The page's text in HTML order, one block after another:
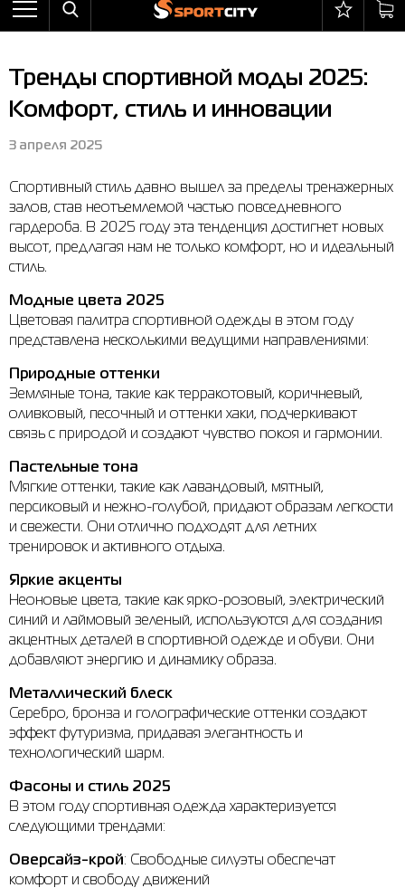
Назад
Брюки
Ветровки
Жилеты
Комбинезоны
Костюмы
Куртки
Майки
Рубашки
Термобелье
Толстовки
Футболки
Шорты
Юбки
Назад
Кроссовки
Пляжная обувь
Полуботинки
Сандалии
Сапоги
Назад
Бейсболки и панамы
Бокс
Горнолыжный инвентарь
Мячи
Носки
Плавание
Сумки
Уходовые средства
Фитнес и йога
Шапки
Шарфы
Назад
Arena
Asics
Columbia
Evoids
Jack Wolfskin
New Balance
Puma
Skechers
The North Face
Under Armour
WHS
Назад
Бра
Брюки
Ветровки
Костюмы
Куртки
Толстовки
Ботинки
Полуботинки
Сандалии
Брэнды
adidas
Larum
Puma
Назад
Возврат и обмен
Гарантия на товары
Магазины
Контакт центр
Программа лояльности
Новости
Тренды спортивной моды 2025:
Комфорт, стиль и инновации
3 апреля 2025
Спортивный стиль давно вышел за пределы тренажерных
залов, став неотъемлемой частью повседневного
гардероба. В 2025 году эта тенденция достигнет новых
высот, предлагая нам не только комфорт, но и идеальный
стиль.
Модные цвета 2025
Цветовая палитра спортивной одежды в этом году
представлена несколькими ведущими направлениями:
Природные оттенки
Земляные тона, такие как терракотовый, коричневый,
оливковый, песочный и оттенки хаки, подчеркивают
связь с природой и создают чувство покоя и гармонии.
Пастельные тона
Мягкие оттенки, такие как лавандовый, мятный,
персиковый и нежно-голубой, придают образам легкости
и свежести. Они отлично подходят для летних
тренировок и активного отдыха.
Яркие акценты
Неоновые цвета, такие как ярко-розовый, электрический
синий и лаймовый зеленый, используются для создания
акцентных деталей в спортивной одежде и обуви. Они
добавляют энергию и динамику образа.
Металлический блеск
Серебро, бронза и голографические оттенки создают
эффект футуризма, придавая элегантность и
технологический шарм.
Фасоны и стиль 2025
В этом году спортивная одежда характеризуется
следующими трендами:
Оверсайз-крой: Свободные силуэты обеспечат
комфорт и свободу движений